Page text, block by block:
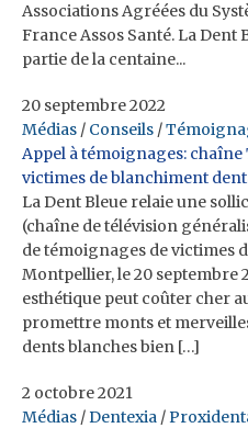
Associations Agréées du
France Assos Santé. La Dent
partie de la centaine...
20 septembre 2022
Médias / Conseils /
Appel à témoignages:
victimes de blanchiment
La Dent Bleue relaie une
(chaîne de télévision
de témoignages de victimes
Montpellier, le 20 septembre
esthétique peut coûter cher
promettre monts et
dents blanches bien […]
2 octobre 2021
Médias /Dentexia /